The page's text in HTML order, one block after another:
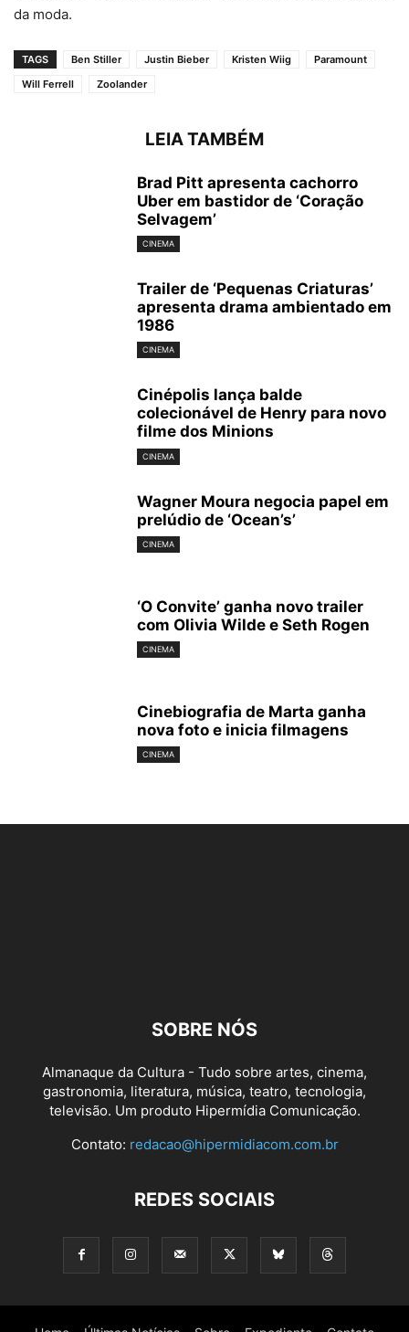
da moda.
TAGS Ben Stiller Justin Bieber Kristen Wiig
Paramount
Will Ferrell
Zoolander
LEIA TAMBÉM
Brad Pitt apresenta cachorro
Uber em bastidor de ‘Coração
Selvagem’
CINEMA
Trailer de ‘Pequenas Criaturas’
apresenta drama ambientado em
1986
CINEMA
Cinépolis lança balde
colecionável de Henry para novo
filme dos Minions
CINEMA
Wagner Moura negocia papel em
prelúdio de ‘Ocean’s’
CINEMA
‘O Convite’ ganha novo trailer
com Olivia Wilde e Seth Rogen
CINEMA
Cinebiografia de Marta ganha
nova foto e inicia filmagens
CINEMA
SOBRE NÓS
Almanaque da Cultura - Tudo sobre artes, cinema,
gastronomia, literatura, música, teatro, tecnologia,
televisão. Um produto Hipermídia Comunicação.
Contato: redacao@hipermidiacom.com.br
REDES SOCIAIS